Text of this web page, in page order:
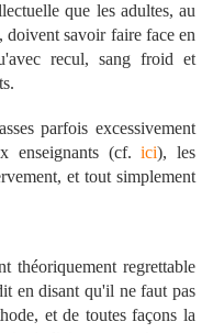
que les adultes, au
doivent savoir faire face en
recul, sang froid et
parfois excessivement
enseignants (cf.ici), les
et tout simplement
théoriquement regrettable
en disant qu'il ne faut pas
et de toutes façons la